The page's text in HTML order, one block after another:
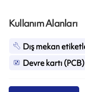
Kullanım Alanları
Dış mekan
Devre kartı